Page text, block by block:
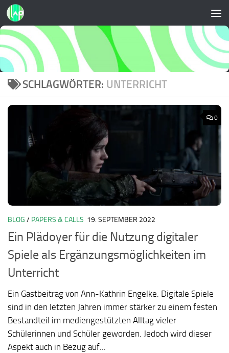
Zum Inhalt springen
SCHLAGWÖRTER: UNTERRICHT
0
BLOG / PAPERS & CALLS 19. SEPTEMBER 2022
Ein Plädoyer für die Nutzung digitaler
Spiele als Ergänzungsmöglichkeiten im
Unterricht
Ein Gastbeitrag von Ann-Kathrin Engelke. Digitale Spiele
sind in den letzten Jahren immer stärker zu einem festen
Bestandteil im mediengestützten Alltag vieler
Schülerinnen und Schüler geworden. Jedoch wird dieser
Aspekt auch in Bezug auf...